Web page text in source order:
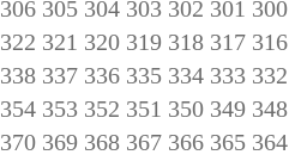
300
301
302
303
304
305
306
316
317
318
319
320
321
322
332
333
334
335
336
337
338
348
349
350
351
352
353
354
364
365
366
367
368
369
370